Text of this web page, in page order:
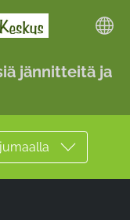
jännitteitä ja